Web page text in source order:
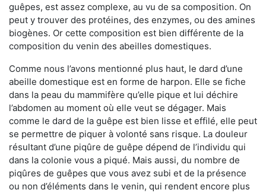
guêpes, est assez complexe, au vu de sa composition. On
peut y trouver des protéines, des enzymes, ou des amines
biogènes. Or cette composition est bien différente de la
composition du venin des abeilles domestiques.
Comme nous l’avons mentionné plus haut, le dard d’une
abeille domestique est en forme de harpon. Elle se fiche
dans la peau du mammifère qu’elle pique et lui déchire
l’abdomen au moment où elle veut se dégager. Mais
comme le dard de la guêpe est bien lisse et effilé, elle peut
se permettre de piquer à volonté sans risque. La douleur
résultant d’une piqûre de guêpe dépend de l’individu qui
dans la colonie vous a piqué. Mais aussi, du nombre de
piqûres de guêpes que vous avez subi et de la présence
ou non d’éléments dans le venin, qui rendent encore plus